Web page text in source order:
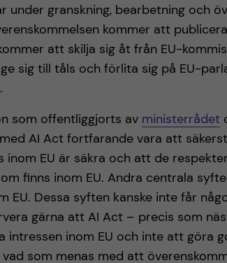
under granskning, bearbetning och
kommer att
att skilja sig åt från EU-
sig till tåls och förlita sig på EU-
som offentliggjorts av ministerrådet
AI Act fortfarande vara att
inom EU är säkra och att de
finns inom EU. Andra centrala
EU. Dessa syften kanske inte får
gärna att AI Act – precis som
intressen inom EU och inte att göra
som menas med att